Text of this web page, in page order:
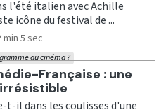
l'été italien avec Achille
icône du festival de ...
min 5 sec
Française : une
au cinéma ?
t-il dans les coulisses d'une